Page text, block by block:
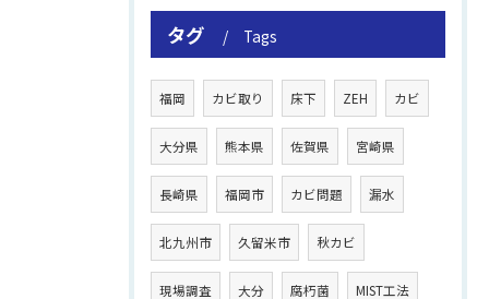
タグ Tags
福岡 カビ取り 床下 ZEH カビ
大分県 熊本県 佐賀県 宮崎県
長崎県 福岡市 カビ問題 漏水
北九州市 久留米市 秋カビ
現場調査 大分 腐朽菌 MIST工法